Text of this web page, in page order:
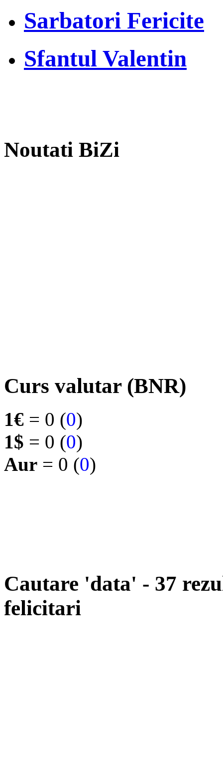
Sarbatori Fericite
Sfantul Valentin
Noutati BiZi
Curs valutar (BNR)
1€ = 0 (0)
1$ = 0 (0)
Aur = 0 (0)
Cautare 'data' - 37
felicitari